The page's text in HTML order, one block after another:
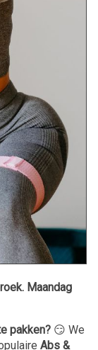
Maandag
pakken? 😏 We
Abs &